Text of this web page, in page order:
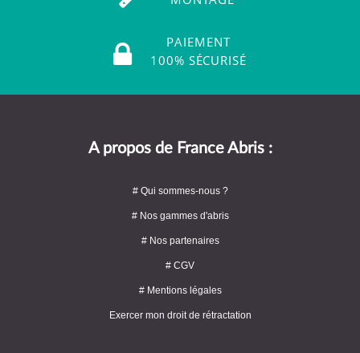
PAIEMENT
100% SÉCURISÉ
A propos de France Abris :
# Qui sommes-nous ?
# Nos gammes d'abris
# Nos partenaires
# CGV
# Mentions légales
Exercer mon droit de rétractation